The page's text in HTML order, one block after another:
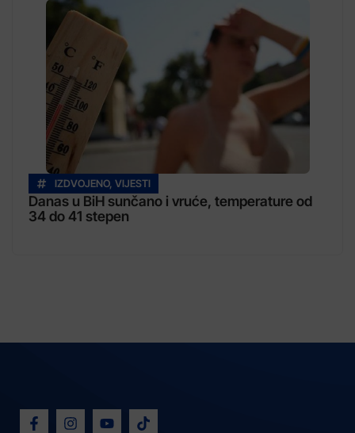
IZDVOJENO, VIJESTI
Danas u BiH sunčano i vruće, temperature od
34 do 41 stepen